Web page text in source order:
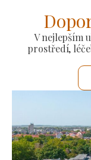
V nejlepším
prostředí,